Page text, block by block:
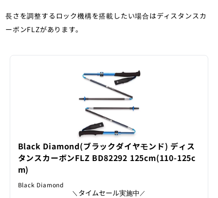
長さを調整するロック機構を搭載したい場合はディスタンスカ
ーボンFLZがあります。
Black Diamond(ブラックダイヤモンド) ディス
タンスカーボンFLZ BD82292 125cm(110-125c
m)
Black Diamond
＼ タイムセール実施中 ／